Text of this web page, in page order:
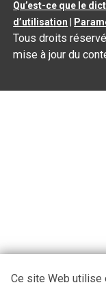
Qu’est-ce que le
d’utilisation
Tous droits
mise à jour du
Ce site Web